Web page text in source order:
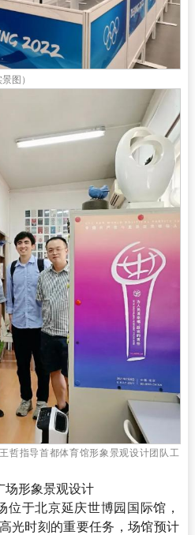
图）
哲指导首都体育馆形象景观设计团队工
场形象景观设计
于北京延庆世博园国际馆，
光时刻的重要任务，场馆预计